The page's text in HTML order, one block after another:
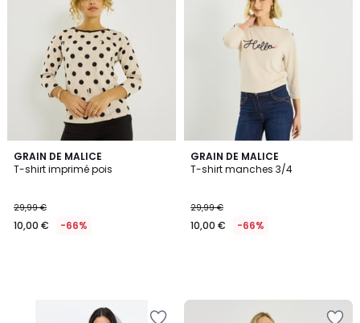
GRAIN DE MALICE
T-shirt imprimé pois
29,99 €
10,00 € -66%
GRAIN DE MALICE
T-shirt manches 3/4
29,99 €
10,00 € -66%